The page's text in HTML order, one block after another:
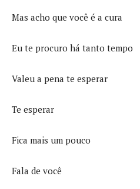
Mas acho que você é a cura
Eu te procuro há tanto tempo
Valeu a pena te esperar
Te esperar
Fica mais um pouco
Fala de você